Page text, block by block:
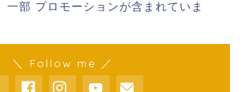
部 プロモーションが含まれていま
＼ Follow me ／